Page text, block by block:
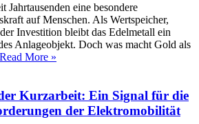
Jahrtausenden eine besondere
auf Menschen. Als Wertspeicher,
Investition bleibt das Edelmetall ein
Anlageobjekt. Doch was macht Gold als
Read More »
Kurzarbeit: Ein Signal für die
der Elektromobilität